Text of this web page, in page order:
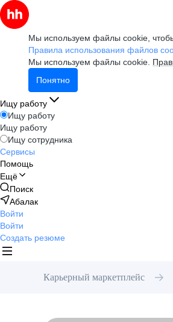
Мы используем файлы cookie,
Правила использования файлов
Мы используем файлы cookie.
Понятно
Ищу работу
Ищу работу
Ищу работу
Ищу сотрудника
Сервисы
Помощь
Ещё
Поиск
Абалак
Войти
Войти
Создать резюме
Карьерный маркетплейс